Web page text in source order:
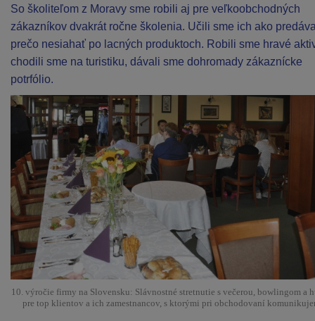
So školiteľom z Moravy sme robili aj pre veľkoobchodných
zákazníkov dvakrát ročne školenia. Učili sme ich ako
prečo nesiahať po lacných produktoch. Robili sme hravé
chodili sme na turistiku, dávali sme dohromady zákaznícke
potrfólio.
10. výročie firmy na Slovensku: Slávnostné stretnutie s večerou, bowlingom a
pre top klientov a ich zamestnancov, s ktorými pri obchodovaní